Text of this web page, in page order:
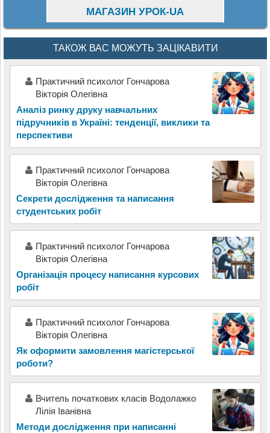
МАГАЗИН УРОК-UA
ТАКОЖ ВАС МОЖУТЬ ЗАЦІКАВИТИ
Практичний психолог Гончарова
Вікторія Олегівна
Аналіз ринку друку навчальних
підручників в Україні: тенденції, виклики та
перспективи
Практичний психолог Гончарова
Вікторія Олегівна
Секрети дослідження та написання
студентських робіт
Практичний психолог Гончарова
Вікторія Олегівна
Організація процесу написання курсових
робіт
Практичний психолог Гончарова
Вікторія Олегівна
Як оформити замовлення магістерської
роботи?
Вчитель початкових класів Водолажко
Лілія Іванівна
Методи дослідження при написанні